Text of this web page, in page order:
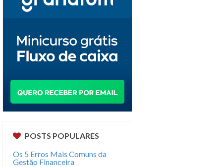
POSTS POPULARES
Os 5 Erros Mais Comuns da
Gestão Financeira